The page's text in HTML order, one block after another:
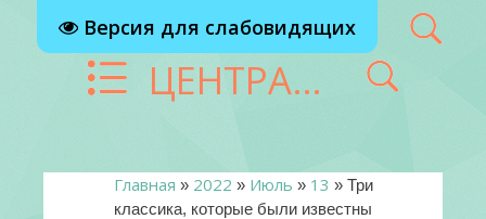
Версия для слабовидящих
ЦЕНТРАЛИЗОВАННАЯ БИБЛИОТЕЧНАЯ СИСТЕМА Г. РЕУТОВ
Главная » 2022 » Июль » 13 » Три
классика, которые были известны